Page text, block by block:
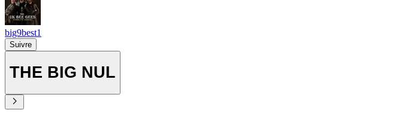
big9best1
Suivre
THE BIG NUL